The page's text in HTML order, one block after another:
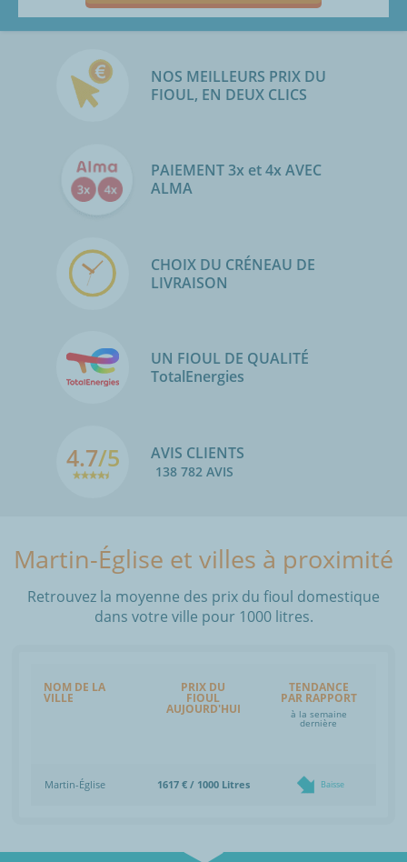
NOS MEILLEURS PRIX DU
FIOUL, EN DEUX CLICS
PAIEMENT 3x et 4x AVEC
ALMA
CHOIX DU CRÉNEAU DE
LIVRAISON
UN FIOUL DE QUALITÉ
TotalEnergies
4.7/5 AVIS CLIENTS
138 782 AVIS
Martin-Église et villes à proximité
Retrouvez la moyenne des prix du fioul domestique
dans votre ville pour 1000 litres.
NOM DE LA
VILLE
PRIX DU
FIOUL
AUJOURD'HUI
TENDANCE
PAR RAPPORT
à la semaine
dernière
Martin-Église 1617 € / 1000 Litres Baisse